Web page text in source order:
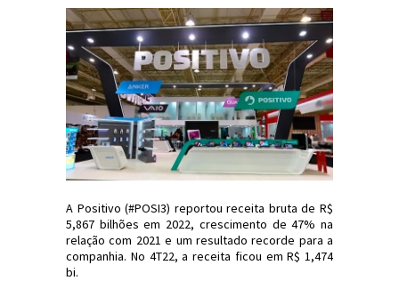
A Positivo (#POSI3) reportou receita bruta de R$
5,867 bilhões em 2022, crescimento de 47% na
relação com 2021 e um resultado recorde para a
companhia. No 4T22, a receita ficou em R$ 1,474
bi.